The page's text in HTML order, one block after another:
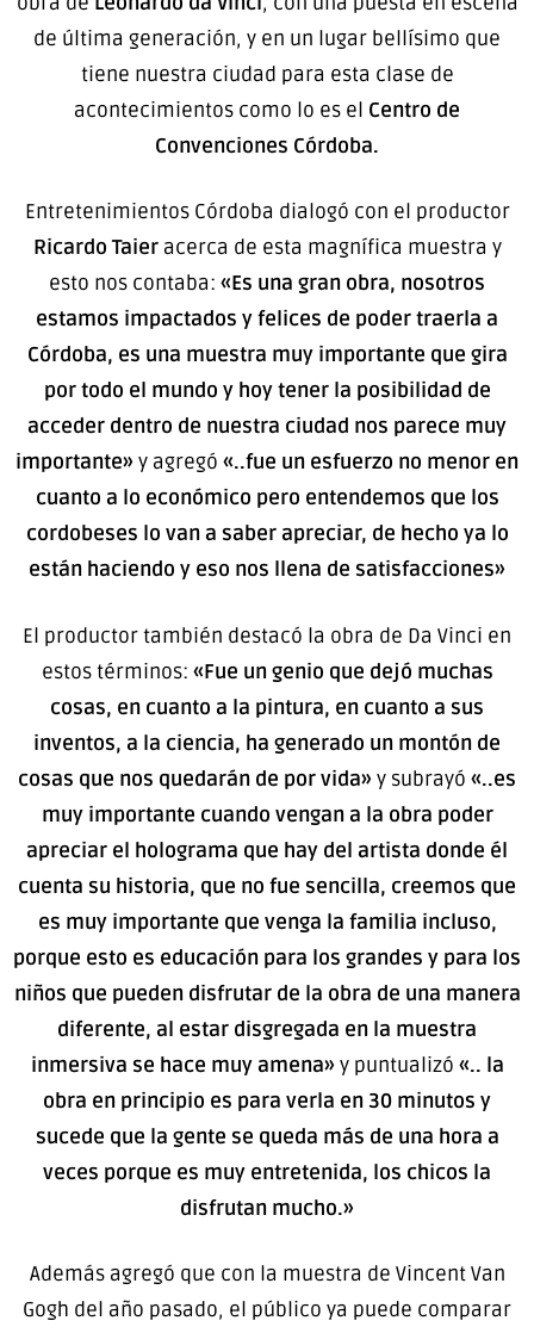
de última generación, y en un lugar bellísimo que
tiene nuestra ciudad para esta clase de
acontecimientos como lo es el Centro de
Convenciones Córdoba.
Entretenimientos Córdoba dialogó con el productor
Ricardo Taieracerca de esta magnífica muestra y
esto nos contaba: «Es una gran obra, nosotros
estamos impactados y felices de poder traerla a
Córdoba, es una muestra muy importante que gira
por todo el mundo y hoy tener la posibilidad de
acceder dentro de nuestra ciudad nos parece muy
importante»y agregó «..fue un esfuerzo no menor en
cuanto a lo económico pero entendemos que los
cordobeses lo van a saber apreciar, de hecho ya lo
están haciendo y eso nos llena de satisfacciones»
El productor también destacó la obra de Da Vinci en
estos términos: «Fue un genio que dejó muchas
cosas, en cuanto a la pintura, en cuanto a sus
inventos, a la ciencia, ha generado un montón de
cosas que nos quedarán de por vida»y subrayó «..es
muy importante cuando vengan a la obra poder
apreciar el holograma que hay del artista donde él
cuenta su historia, que no fue sencilla, creemos que
es muy importante que venga la familia incluso,
porque esto es educación para los grandes y para los
niños que pueden disfrutar de la obra de una manera
diferente, al estar disgregada en la muestra
inmersiva se hace muy amena»y puntualizó «.. la
obra en principio es para verla en 30 minutos y
sucede que la gente se queda más de una hora a
veces porque es muy entretenida, los chicos la
disfrutan mucho.»
Además agregó que con la muestra de Vincent Van
Gogh del año pasado, el público ya puede comparar